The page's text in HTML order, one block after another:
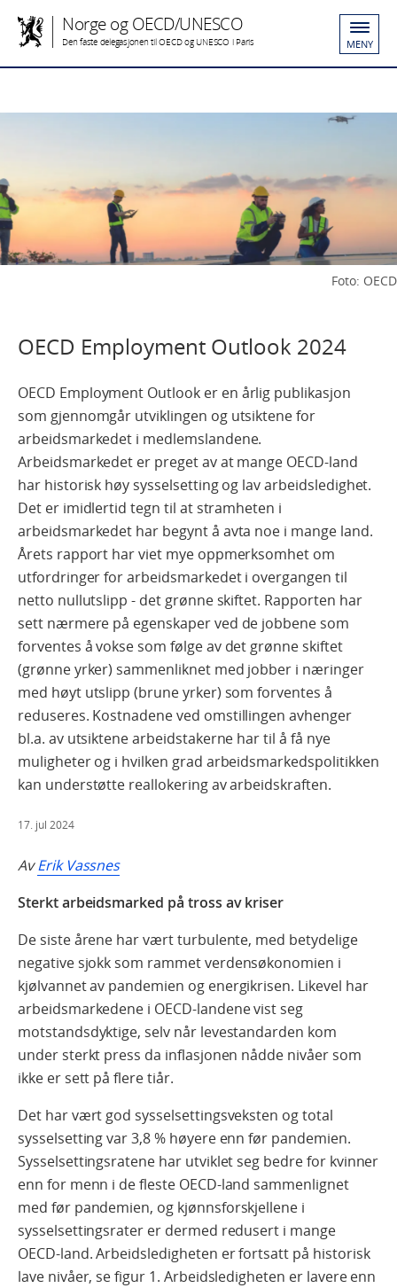
Norge og OECD/UNESCO
Den faste delegasjonen til OECD og UNESCO i Paris MENY
Foto: OECD
OECD Employment Outlook 2024
OECD Employment Outlook er en årlig publikasjon
som gjennomgår utviklingen og utsiktene for
arbeidsmarkedet i medlemslandene.
Arbeidsmarkedet er preget av at mange OECD-land
har historisk høy sysselsetting og lav arbeidsledighet.
Det er imidlertid tegn til at stramheten i
arbeidsmarkedet har begynt å avta noe i mange land.
Årets rapport har viet mye oppmerksomhet om
utfordringer for arbeidsmarkedet i overgangen til
netto nullutslipp - det grønne skiftet. Rapporten har
sett nærmere på egenskaper ved de jobbene som
forventes å vokse som følge av det grønne skiftet
(grønne yrker) sammenliknet med jobber i næringer
med høyt utslipp (brune yrker) som forventes å
reduseres. Kostnadene ved omstillingen avhenger
bl.a. av utsiktene arbeidstakerne har til å få nye
muligheter og i hvilken grad arbeidsmarkedspolitikken
kan understøtte reallokering av arbeidskraften.
17. jul 2024
AvErik Vassnes
Sterkt arbeidsmarked på tross av kriser
De siste årene har vært turbulente, med betydelige
negative sjokk som rammet verdensøkonomien i
kjølvannet av pandemien og energikrisen. Likevel har
arbeidsmarkedene i OECD-landene vist seg
motstandsdyktige, selv når levestandarden kom
under sterkt press da inflasjonen nådde nivåer som
ikke er sett på flere tiår.
Det har vært god sysselsettingsveksten og total
sysselsetting var 3,8 % høyere enn før pandemien.
Sysselsettingsratene har utviklet seg bedre for kvinner
enn for menn i de fleste OECD-land sammenlignet
med før pandemien, og kjønnsforskjellene i
sysselsettingsrater er dermed redusert i mange
OECD-land. Arbeidsledigheten er fortsatt på historisk
lave nivåer, se figur 1. Arbeidsledigheten er lavere enn